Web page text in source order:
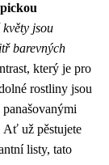
květy jsou
barevných
který je pro
rostliny jsou
Ať už pěstujete
listy, tato